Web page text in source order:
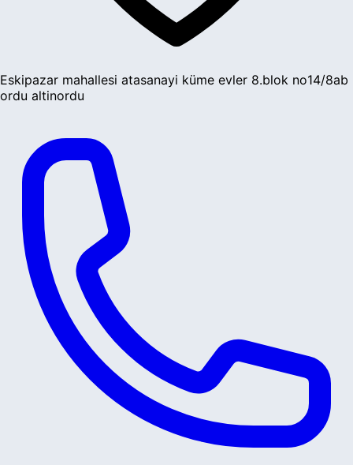
Eskipazar mahallesi atasanayi küme evler 8.blok no14/8ab
ordu altinordu